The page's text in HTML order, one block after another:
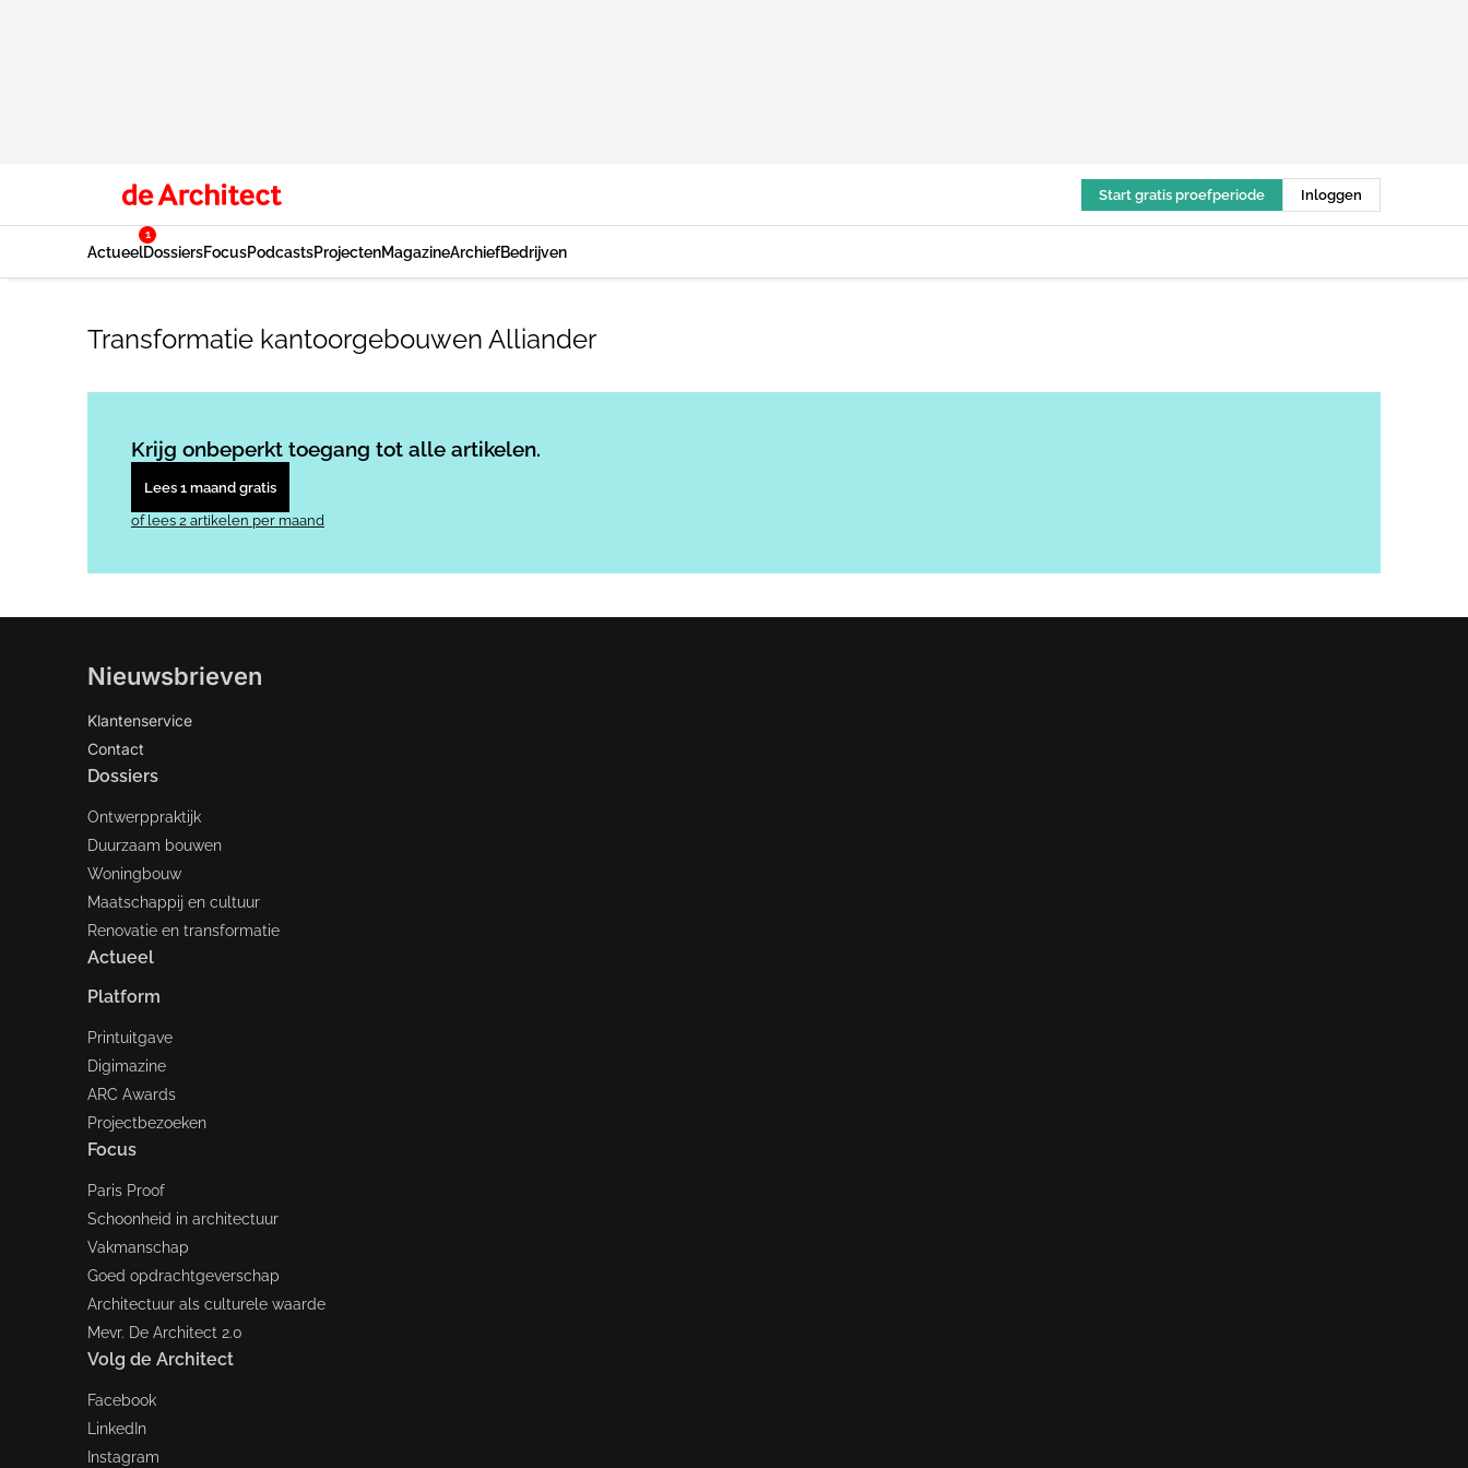
Start gratis proefperiode Inloggen
Actueel
1
DossiersFocusPodcastsProjectenMagazineArchiefBedrijven
Transformatie kantoorgebouwen Alliander
Krijg onbeperkt toegang tot alle artikelen.
Lees 1 maand gratis
of lees 2 artikelen per maand
Nieuwsbrieven
Klantenservice
Contact
Dossiers
Ontwerppraktijk
Duurzaam bouwen
Woningbouw
Maatschappij en cultuur
Renovatie en transformatie
Actueel
Platform
Printuitgave
Digimazine
ARC Awards
Projectbezoeken
Focus
Paris Proof
Schoonheid in architectuur
Vakmanschap
Goed opdrachtgeverschap
Architectuur als culturele waarde
Mevr. De Architect 2.0
Volg de Architect
Facebook
LinkedIn
Instagram